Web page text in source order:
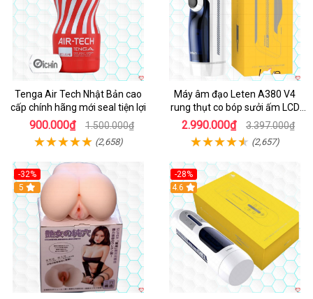
Tenga Air Tech Nhật Bản cao
cấp chính hãng mới seal tiện lợi
900.000₫ 1.500.000₫
(2,658)
Máy âm đạo Leten A380 V4
rung thụt co bóp sưởi ấm LCD
đẹp
2.990.000₫ 3.397.000₫
(2,657)
-32%
Hot
5
-28%
Hot
4.6